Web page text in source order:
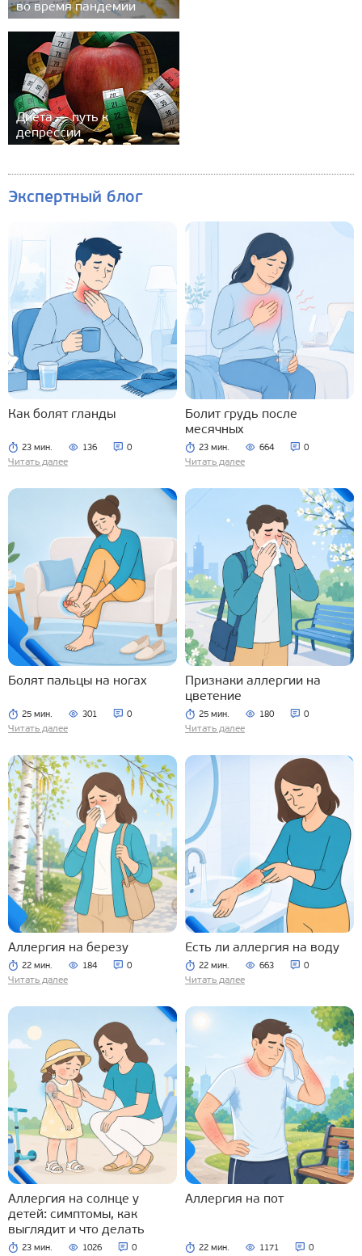
во время пандемии
Диета — путь к
депрессии
Экспертный блог
Как болят гланды
23 мин. 136 0
Читать далее
Болит грудь после
месячных
23 мин. 664 0
Читать далее
Болят пальцы на ногах
25 мин. 301 0
Читать далее
Признаки аллергии на
цветение
25 мин. 180 0
Читать далее
Аллергия на березу
22 мин. 184 0
Читать далее
Есть ли аллергия на воду
22 мин. 663 0
Читать далее
Аллергия на солнце у
детей: симптомы, как
выглядит и что делать
23 мин. 1026 0
Аллергия на пот
22 мин. 1171 0